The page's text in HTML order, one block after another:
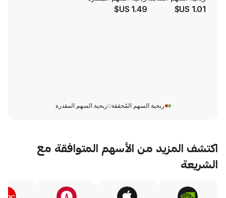
1.49 US$
ربحية السهم المُحققة ربحية السهم المقدرة
من الأسهم المتوافقة مع